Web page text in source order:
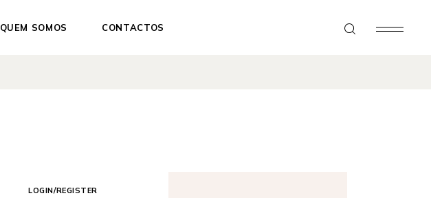
QUEM SOMOS CONTACTOS
LOGIN/REGISTER